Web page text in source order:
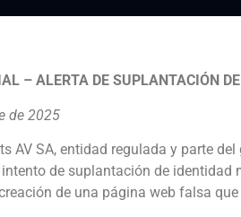
asesora
europeo
– ALERTA DE SUPLANTACIÓN
de 2025
AV SA, entidad regulada y parte
de suplantación de identidad
de una página web falsa